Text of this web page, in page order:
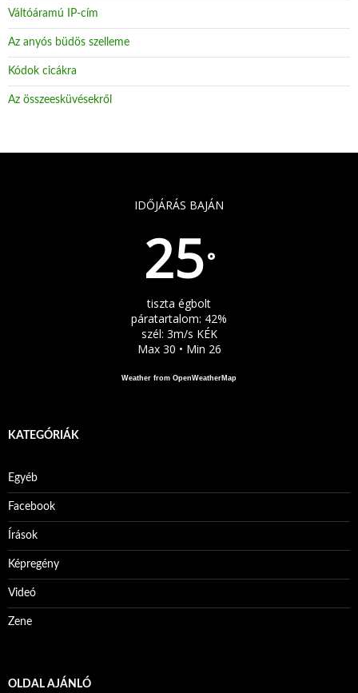
Váltóáramú IP-cím
Az anyós büdös szelleme
Kódok cicákra
Az összeesküvésekről
IDŐJÁRÁS BAJÁN
25°
tiszta égbolt
páratartalom: 42%
szél: 3m/s KÉK
Max 30 • Min 26
Weather from OpenWeatherMap
KATEGÓRIÁK
Egyéb
Facebook
Írások
Képregény
Videó
Zene
OLDAL AJÁNLÓ